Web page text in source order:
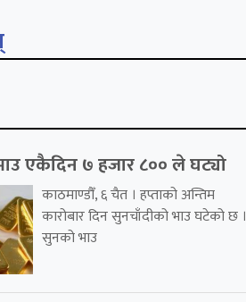
एकैदिन ७ हजार ८०० ले घट्यो
काठमाण्डौँ, ६ चैत । हप्ताको अन्तिम
कारोबार दिन सुनचाँदीको भाउ घटेको छ ।
सुनको भाउ